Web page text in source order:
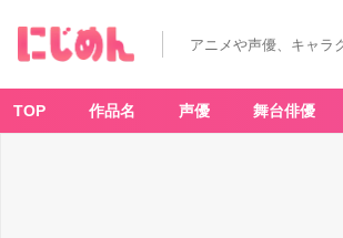
アニメや声優、キャラ
TOP 作品名 声優 舞台俳優